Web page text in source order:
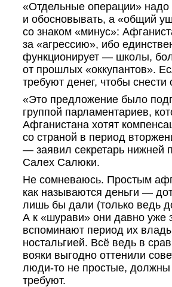
«Отдельные операции»
и обосновывать, а «общий
со знаком «минус»:
за «агрессию», ибо
функционирует — школы,
от прошлых «оккупантов».
требуют денег, чтобы снести
«Это предложение было
группой парламентариев,
Афганистана хотят
со страной в период
— заявил секретарь
Салех Салюки.
Не сомневаюсь. Простым
как называются деньги —
лишь бы дали (только ведь
А к «шурави» они давно уже
вспоминают период их
ностальгией. Всё ведь в
вояки выгодно оттенили
люди-то не простые, должны
требуют.